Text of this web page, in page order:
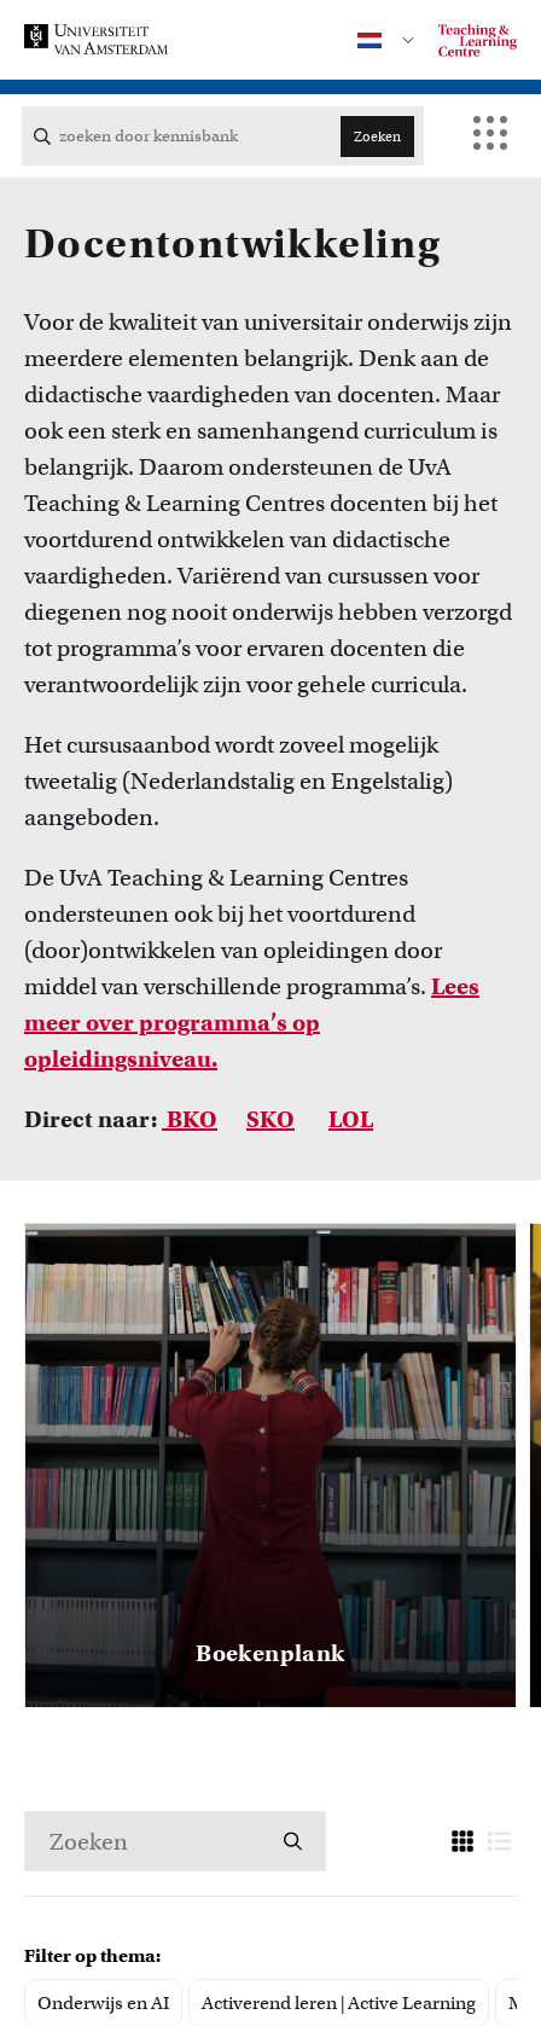
Zoeken
Cursussen
Bekijk het professionaliseringsaanbod voor docenten per
faculteit.
Inspiratie van collega-docenten
Lees Teacher Stories van collega-docenten.
Onderwijsinnovatie en beurzen
innovatieve ideeën realiseren.
CENTRAAL
ACTA
EB
FDG
FDR
FGW
FMG
FNWI
Docentontwikkeling
Voor de kwaliteit van universitair onderwijs zijn
meerdere elementen belangrijk. Denk aan de
didactische vaardigheden van docenten. Maar
ook een sterk en samenhangend curriculum is
belangrijk. Daarom ondersteunen de UvA
Teaching & Learning Centres docenten bij het
voortdurend ontwikkelen van didactische
vaardigheden. Variërend van cursussen voor
diegenen nog nooit onderwijs hebben verzorgd
tot programma’s voor ervaren docenten die
verantwoordelijk zijn voor gehele curricula.
Het cursusaanbod wordt zoveel mogelijk
tweetalig (Nederlandstalig en Engelstalig)
aangeboden.
De UvA Teaching & Learning Centres
ondersteunen ook bij het voortdurend
(door)ontwikkelen van opleidingen door
middel van verschillende programma’s. Lees
meer over programma’s op
opleidingsniveau.
Direct naar: BKO SKO LOL
Boekenplank
Filter op thema:
Onderwijs en AI Activerend leren | Active Learning